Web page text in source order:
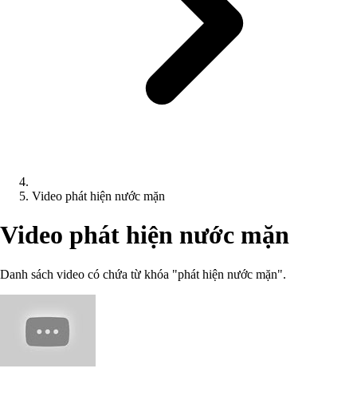
Video phát hiện nước mặn
Video phát hiện nước mặn
Danh sách video có chứa từ khóa "phát hiện nước mặn".